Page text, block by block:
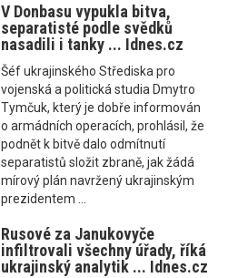
V Donbasu vypukla bitva,
separatisté podle svědků
nasadili i tanky ... Idnes.cz
Šéf ukrajinského Střediska pro
vojenská a politická studia Dmytro
Tymčuk, který je dobře informován
o armádních operacích, prohlásil, že
podnět k bitvě dalo odmítnutí
separatistů složit zbraně, jak žádá
mírový plán navržený ukrajinským
prezidentem ...
Rusové za Janukovyče
infiltrovali všechny úřady, říká
ukrajinský analytik ... Idnes.cz